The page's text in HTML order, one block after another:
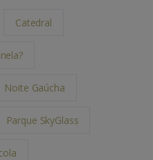
Catedral
Noite Gaúcha
Parque SkyGlass